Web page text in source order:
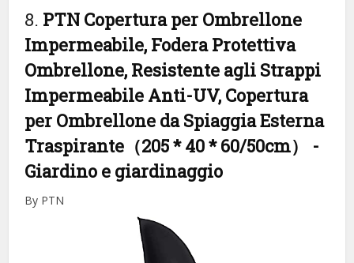
8. PTN Copertura per Ombrellone
Impermeabile, Fodera Protettiva
Ombrellone, Resistente agli Strappi
Impermeabile Anti-UV, Copertura
per Ombrellone da Spiaggia Esterna
Traspirante（205 * 40 * 60/50cm） -
Giardino e giardinaggio
By PTN